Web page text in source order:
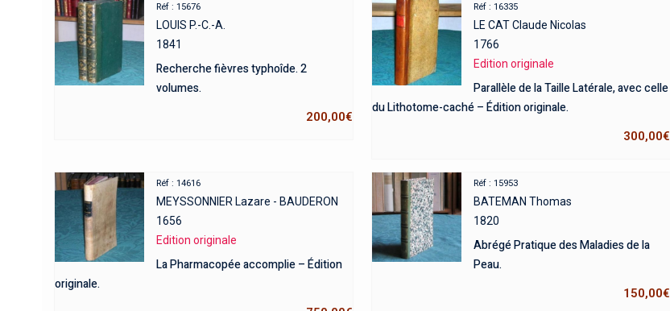
Réf : 15676
LOUIS P.-C.-A.
1841
Recherche fièvres typhoîde. 2
volumes.
200,00€
Réf : 16335
LE CAT Claude Nicolas
1766
Edition originale
Parallèle de la Taille Latérale, avec celle
du Lithotome-caché – Édition originale.
300,00€
Réf : 14616
MEYSSONNIER Lazare - BAUDERON
1656
Edition originale
La Pharmacopée accomplie – Édition
originale.
Réf : 15953
BATEMAN Thomas
1820
Abrégé Pratique des Maladies de la
Peau.
150,00€